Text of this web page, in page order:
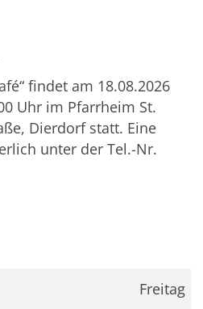
findet am 18.08.2026
Uhr im Pfarrheim St.
Dierdorf statt. Eine
unter der Tel.-Nr.
Freitag